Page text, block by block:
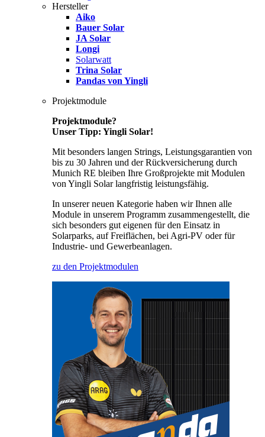
Hersteller
Aiko
Bauer Solar
JA Solar
Longi
Solarwatt
Trina Solar
Pandas von Yingli
Projektmodule
Projektmodule?
Unser Tipp: Yingli Solar!
Mit besonders langen Strings, Leistungsgarantien von
bis zu 30 Jahren und der Rückversicherung durch
Munich RE bleiben Ihre Großprojekte mit Modulen
von Yingli Solar langfristig leistungsfähig.
In unserer neuen Kategorie haben wir Ihnen alle
Module in unserem Programm zusammengestellt, die
sich besonders gut eigenen für den Einsatz in
Solarparks, auf Freiflächen, bei Agri-PV oder für
Industrie- und Gewerbeanlagen.
zu den Projektmodulen